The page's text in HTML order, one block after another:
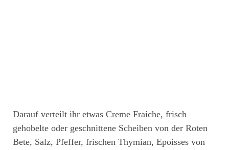
Darauf verteilt ihr etwas Creme Fraiche, frisch
gehobelte oder geschnittene Scheiben von der Roten
Bete, Salz, Pfeffer, frischen Thymian, Epoisses von